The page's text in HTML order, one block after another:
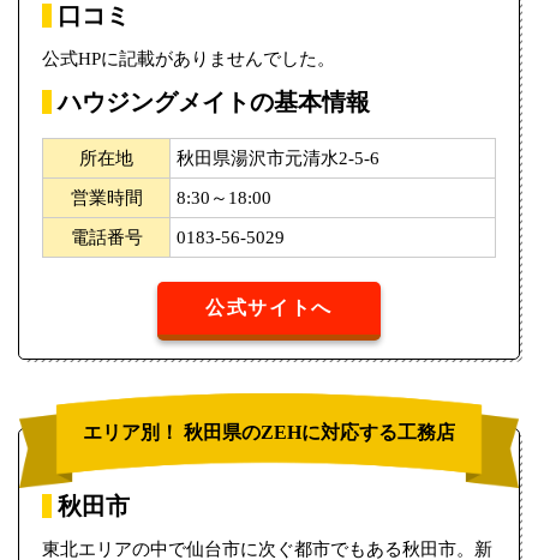
口コミ
公式HPに記載がありませんでした。
ハウジングメイトの基本情報
所在地 秋田県湯沢市元清水2-5-6
営業時間 8:30～18:00
電話番号 0183-56-5029
公式サイトへ
エリア別！ 秋田県のZEHに対応する工務店
秋田市
東北エリアの中で仙台市に次ぐ都市でもある秋田市。新